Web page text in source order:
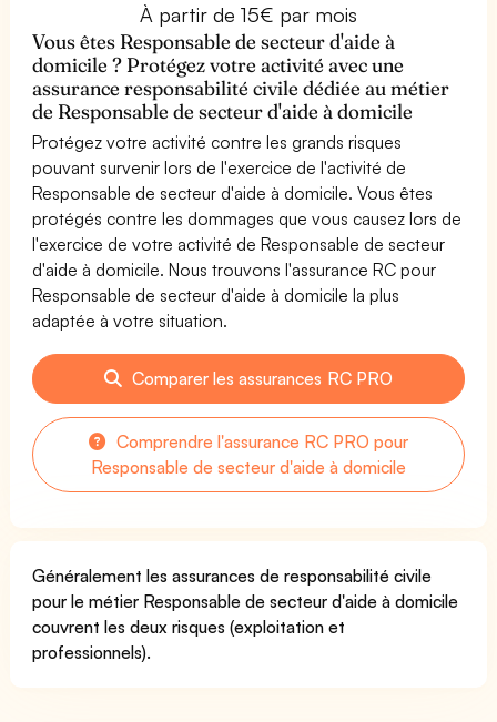
À partir de 15€ par mois
Vous êtes Responsable de secteur d'aide à
domicile ? Protégez votre activité avec une
assurance responsabilité civile dédiée au métier
de Responsable de secteur d'aide à domicile
Protégez votre activité contre les grands risques
pouvant survenir lors de l'exercice de l'activité de
Responsable de secteur d'aide à domicile. Vous êtes
protégés contre les dommages que vous causez lors de
l'exercice de votre activité de Responsable de secteur
d'aide à domicile. Nous trouvons l'assurance RC pour
Responsable de secteur d'aide à domicile la plus
adaptée à votre situation.
Comparer les assurances RC PRO
Comprendre l'assurance RC PRO pour
Responsable de secteur d'aide à domicile
Généralement les assurances de responsabilité civile
pour le métier Responsable de secteur d'aide à domicile
couvrent les deux risques (exploitation et
professionnels).